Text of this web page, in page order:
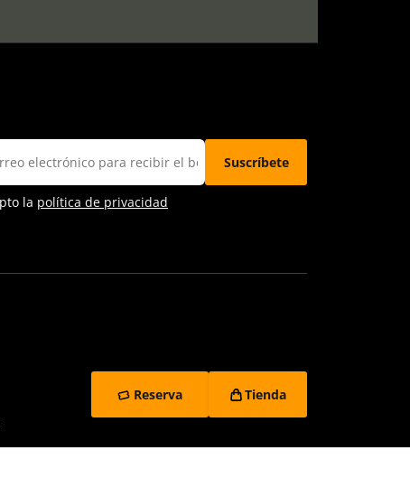
la política de privacidad
Reserva Tienda